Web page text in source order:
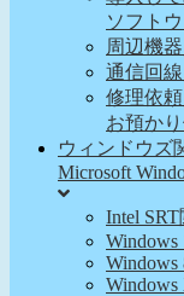
ソフト
周辺機
通信回
修理依
お預か
ウィンドウズ
Microsoft
Intel
Windows
Windows
Windows